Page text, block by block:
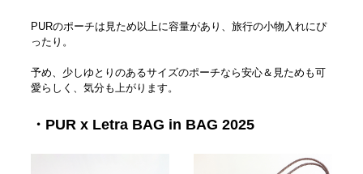
PURのポーチは見ため以上に容量があり、旅行の小物入れにぴ
ったり。
予め、少しゆとりのあるサイズのポーチなら安心＆見ためも可
愛らしく、気分も上がります。
・PUR x Letra BAG in BAG 2025